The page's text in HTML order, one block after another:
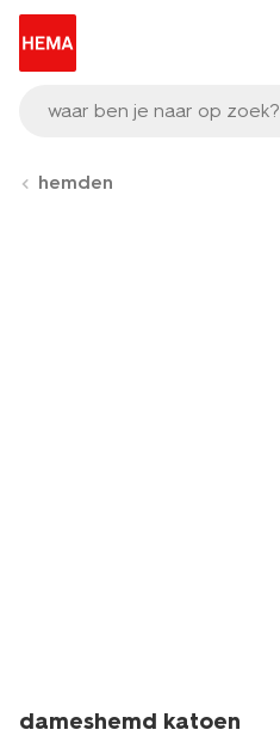
waar ben je naar op zoek?
hemden
dameshemd katoen